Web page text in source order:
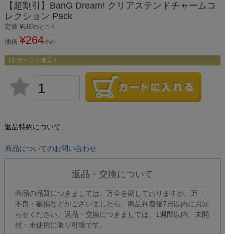
【超割引】BanG Dream! クリアステンドチャームコ
レクション Pack
定価 ¥660のところ
価格 ¥264税込
[ 2 ポイント進呈 ]
返品特約について
商品についてのお問い合わせ
返品・交換について
商品の品質につきましては、万全を期しておりますが、万一
不良・破損などがございましたら、商品到着後7日以内にお知
らせください。返品・交換につきましては、1週間以内、未開
封・未使用に限り可能です。